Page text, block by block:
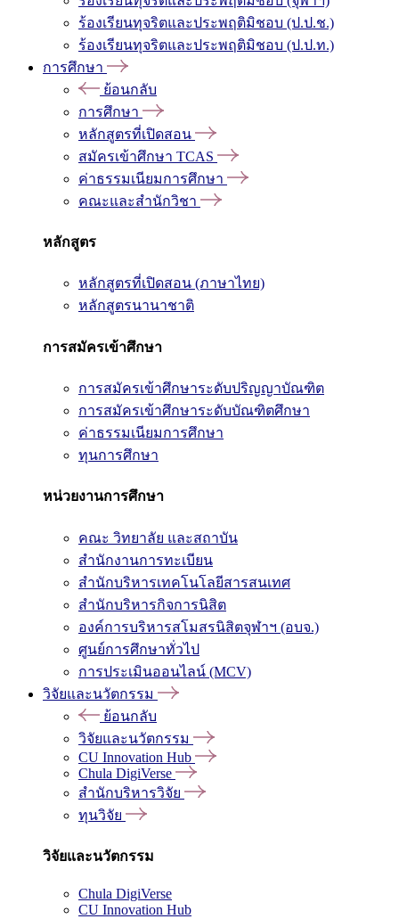
ร้องเรียนทุจริตและประพฤติมิชอบ (ป.ป.ช.)
ร้องเรียนทุจริตและประพฤติมิชอบ (ป.ป.ท.)
การศึกษา
ย้อนกลับ
การศึกษา
หลักสูตรที่เปิดสอน
สมัครเข้าศึกษา TCAS
ค่าธรรมเนียมการศึกษา
คณะและสำนักวิชา
หลักสูตร
หลักสูตรที่เปิดสอน (ภาษาไทย)
หลักสูตรนานาชาติ
การสมัครเข้าศึกษา
การสมัครเข้าศึกษาระดับปริญญาบัณฑิต
การสมัครเข้าศึกษาระดับบัณฑิตศึกษา
ค่าธรรมเนียมการศึกษา
ทุนการศึกษา
หน่วยงานการศึกษา
คณะ วิทยาลัย และสถาบัน
สำนักงานการทะเบียน
สำนักบริหารเทคโนโลยีสารสนเทศ
สำนักบริหารกิจการนิสิต
องค์การบริหารสโมสรนิสิตจุฬาฯ (อบจ.)
ศูนย์การศึกษาทั่วไป
การประเมินออนไลน์ (MCV)
วิจัยและนวัตกรรม
ย้อนกลับ
วิจัยและนวัตกรรม
CU Innovation Hub
Chula DigiVerse
สำนักบริหารวิจัย
ทุนวิจัย
วิจัยและนวัตกรรม
Chula DigiVerse
CU Innovation Hub